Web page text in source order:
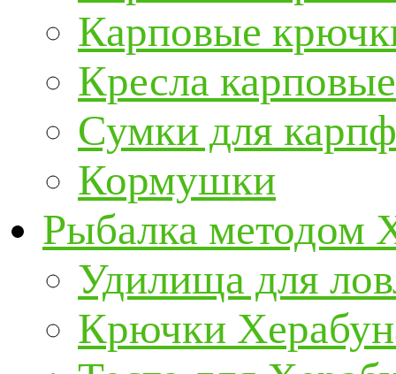
Карповые
Кресла карповые
Сумки для
Кормушки
Рыбалка методом
Удилища для
Крючки